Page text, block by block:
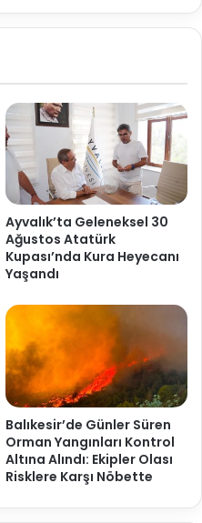
Ayvalık’ta Geleneksel 30
Ağustos Atatürk
Kupası’nda Kura Heyecanı
Yaşandı
Balıkesir’de Günler Süren
Orman Yangınları Kontrol
Altına Alındı: Ekipler Olası
Risklere Karşı Nöbette